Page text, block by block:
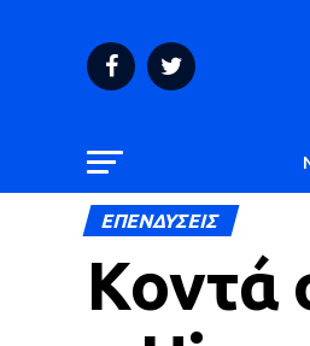
ΕΠΕΝΔΥΣΕΙΣ
Κοντά